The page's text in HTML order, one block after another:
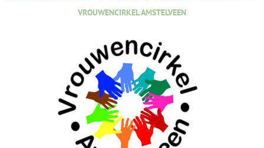
VROUWENCIRKEL AMSTELVEEN